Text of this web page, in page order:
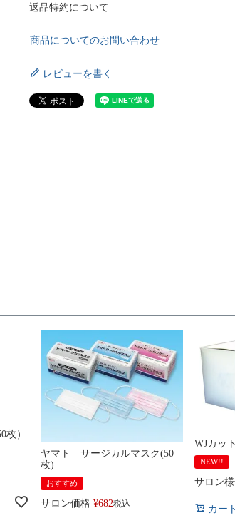
返品特約について
商品についてのお問い合わせ
レビューを書く
枚）
ヤマト サージカルマスク(50
枚)
おすすめ
サロン価格 ¥682税込
WJカッ
NEW!!
サロン
カー